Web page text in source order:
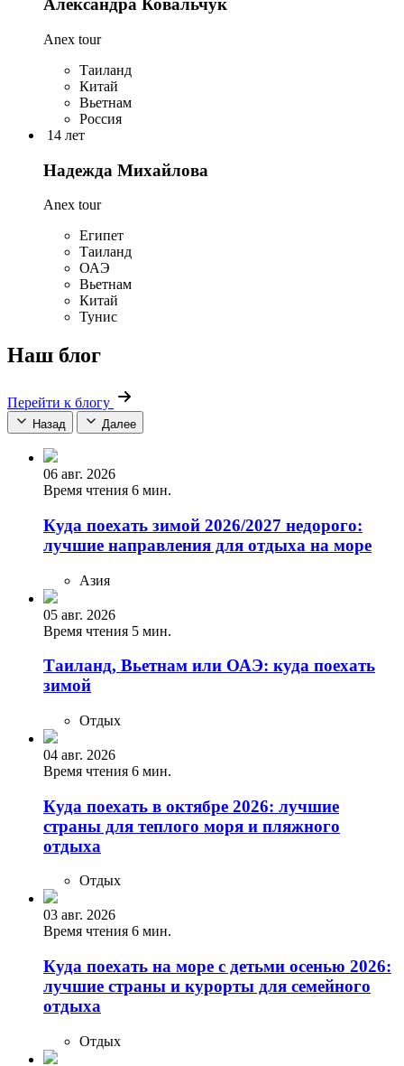
Александра Ковальчук
Anex tour
Таиланд
Китай
Вьетнам
Россия
14 лет
Надежда Михайлова
Anex tour
Египет
Таиланд
ОАЭ
Вьетнам
Китай
Тунис
Наш блог
Перейти к блогу
Назад Далее
06 авг. 2026
Время чтения 6 мин.
Куда поехать зимой 2026/2027 недорого:
лучшие направления для отдыха на море
Азия
05 авг. 2026
Время чтения 5 мин.
Таиланд, Вьетнам или ОАЭ: куда поехать
зимой
Отдых
04 авг. 2026
Время чтения 6 мин.
Куда поехать в октябре 2026: лучшие
страны для теплого моря и пляжного
отдыха
Отдых
03 авг. 2026
Время чтения 6 мин.
Куда поехать на море с детьми осенью 2026:
лучшие страны и курорты для семейного
отдыха
Отдых